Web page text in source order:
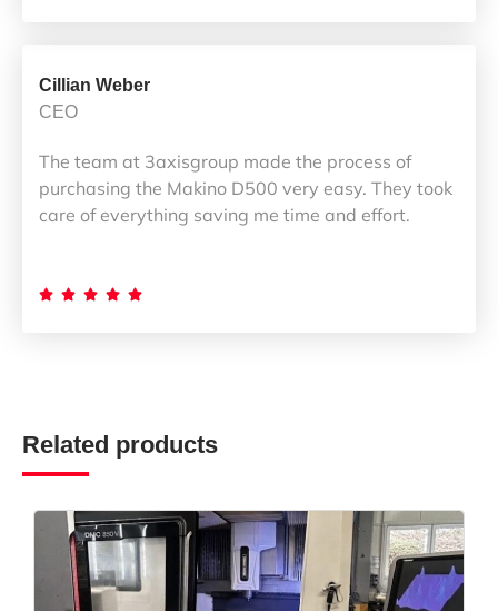
Cillian Weber
CEO
The team at 3axisgroup made the process of
purchasing the Makino D500 very easy. They took
care of everything saving me time and effort.
    
Related products